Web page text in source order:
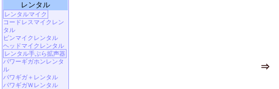
⇒
レンタル
レンタルマイク
コードレスマイクレン
タル
ピンマイクレンタル
ヘッドマイクレンタル
レンタル手ぶら拡声器
パワーギガホンレンタ
ル
パワギガ＋レンタル
パワギガＷレンタル